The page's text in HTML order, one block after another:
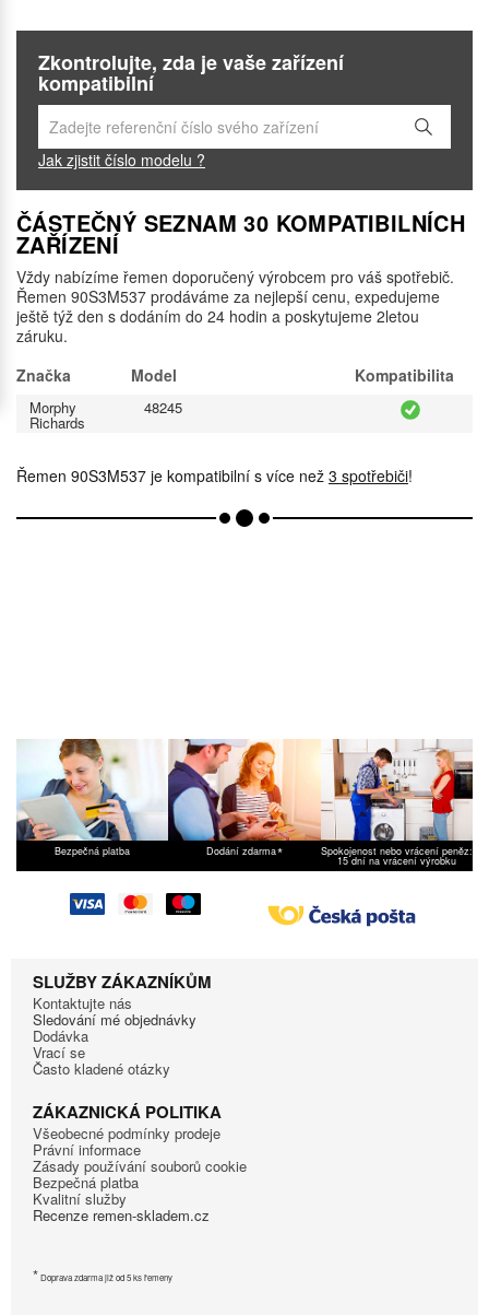
Zkontrolujte, zda je vaše zařízení
kompatibilní
Jak zjistit číslo modelu ?
ČÁSTEČNÝ SEZNAM 30 KOMPATIBILNÍCH
ZAŘÍZENÍ
Vždy nabízíme řemen doporučený výrobcem pro váš spotřebič.
Řemen 90S3M537 prodáváme za nejlepší cenu, expedujeme
ještě týž den s dodáním do 24 hodin a poskytujeme 2letou
záruku.
Značka
Model Kompatibilita
Morphy
Richards
48245
Řemen 90S3M537 je kompatibilní s více než 3 spotřebiči!
Bezpečná platba Dodání zdarma* Spokojenost nebo vrácení peněz:
15 dní na vrácení výrobku
SLUŽBY ZÁKAZNÍKŮM
Kontaktujte nás
Sledování mé objednávky
Dodávka
Vrací se
Často kladené otázky
ZÁKAZNICKÁ POLITIKA
Všeobecné podmínky prodeje
Právní informace
Zásady používání souborů cookie
Bezpečná platba
Kvalitní služby
Recenze remen-skladem.cz
*Doprava zdarma již od 5 ks řemeny